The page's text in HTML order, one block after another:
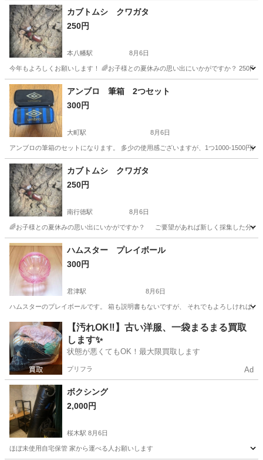
カブトムシ クワガタ
250円
本八幡駅 8月6日
今年もよろしくお願いします！ 🌈お子様との夏休みの思い出にいかがですか？
千葉 市川市 本八幡駅 その他 カブトムシ
アンブロ 筆箱 2つセット
300円
大町駅 8月6日
アンブロの筆箱のセットになります。 多少の使用感ございますが、1つ1000-1500円
千葉 松戸市 大町駅 その他 筆箱
カブトムシ クワガタ
250円
南行徳駅 8月6日
🌈お子様との夏休みの思い出にいかがですか？ ご要望があれば新しく採集した分
千葉 市川市 南行徳駅 その他 カブトムシ
ハムスター プレイボール
300円
君津駅 8月6日
ハムスターのプレイボールです。 箱も説明書もないですが、 それでもよろしければ。
千葉 木更津市 君津駅 その他
【汚れOK‼️】古い洋服、一袋まるまる買取
します✨
状態が悪くてもOK！最大限買取します
プリフラ Ad
ボクシング
2,000円
桜木駅 8月6日
ほぼ未使用自宅保管 家から運べる人お願いします